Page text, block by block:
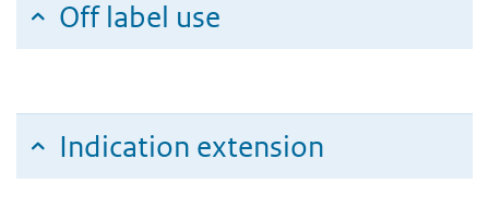
Off label use
Indication extension